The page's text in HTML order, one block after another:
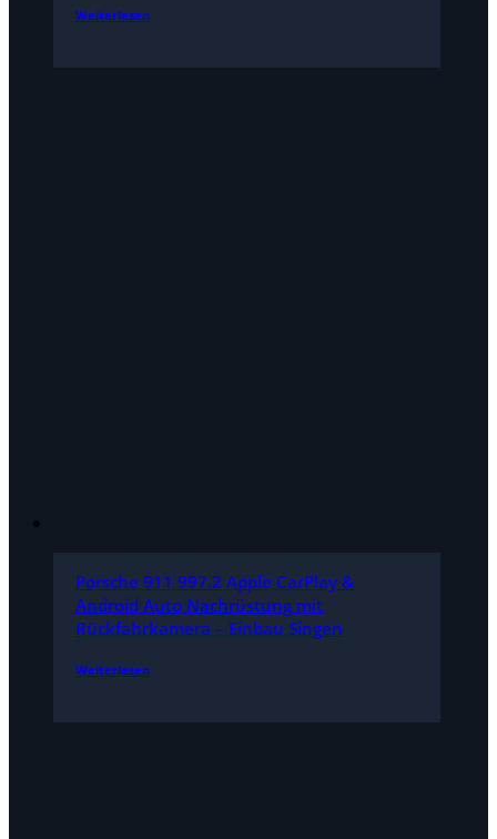
Weiterlesen
Porsche 911 997.2 Apple CarPlay &
Android Auto Nachrüstung mit
Rückfahrkamera – Einbau Singen
Weiterlesen